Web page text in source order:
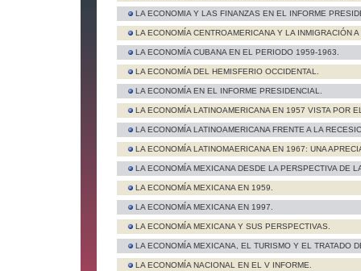
LA ECONOMIA Y LAS FINANZAS EN EL INFORME
LA ECONOMÍA CENTROAMERICANA Y LA INMIGRACIÓN
LA ECONOMÍA CUBANA EN EL PERIODO 1959-1963.
LA ECONOMÍA DEL HEMISFERIO OCCIDENTAL.
LA ECONOMÍA EN EL INFORME PRESIDENCIAL.
LA ECONOMÍA LATINOAMERICANA EN 1957 VISTA POR
LA ECONOMÍA LATINOAMERICANA FRENTE A LA
LA ECONOMÍA LATINOMAERICANA EN 1967: UNA
LA ECONOMÍA MEXICANA DESDE LA PERSPECTIVA DE
LA ECONOMÍA MEXICANA EN 1959.
LA ECONOMÍA MEXICANA EN 1997.
LA ECONOMÍA MEXICANA Y SUS PERSPECTIVAS.
LA ECONOMÍA MEXICANA, EL TURISMO Y EL TRATADO
LA ECONOMÍA NACIONAL EN EL V INFORME.